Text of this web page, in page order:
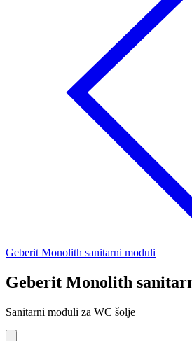
Geberit Monolith sanitarni moduli
Geberit Monolith
Sanitarni moduli za WC šolje